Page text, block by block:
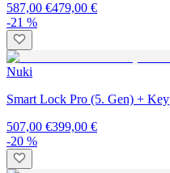
587,00 €479,00 €
-21 %
Nuki
Smart Lock Pro (5. Gen) +
507,00 €399,00 €
-20 %